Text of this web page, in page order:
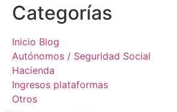
Categorías
Inicio Blog
Autónomos / Seguridad Social
Hacienda
Ingresos plataformas
Otros